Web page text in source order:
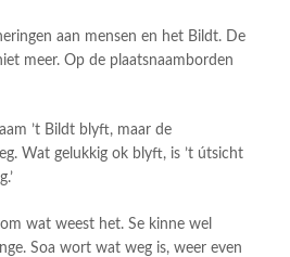
aan mensen en het Bildt. De
meer. Op de plaatsnaamborden
’t Bildt blyft, maar de
Wat gelukkig ok blyft, is ’t útsicht
wat weest het. Se kinne wel
Soa wort wat weg is, weer even